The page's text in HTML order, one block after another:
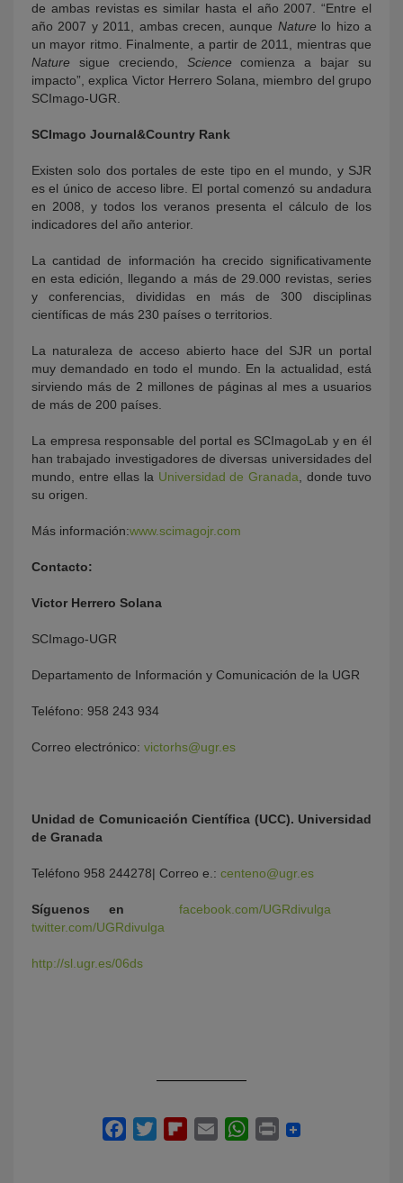
de ambas revistas es similar hasta el año 2007. “Entre el
año 2007 y 2011, ambas crecen, aunque Nature lo hizo a
un mayor ritmo. Finalmente, a partir de 2011, mientras que
Nature sigue creciendo, Science comienza a bajar su
impacto”, explica Victor Herrero Solana,
miembro del grupo
SCImago-UGR.
SCImago Journal&Country Rank
Existen solo dos portales de este tipo en el mundo, y SJR
es el único de acceso libre. El portal comenzó su andadura
en 2008, y todos los veranos presenta el cálculo de los
indicadores del año anterior.
La cantidad de información ha crecido significativamente
en esta edición, llegando a más de 29.000 revistas, series
y conferencias, divididas en más de 300 disciplinas
científicas de más 230 países o territorios.
La naturaleza de acceso abierto hace del SJR un portal
muy demandado en todo el mundo. En la actualidad, está
sirviendo más de 2 millones de páginas al mes a usuarios
de más de 200 países.
La empresa responsable del portal es SCImagoLab y en él
han trabajado investigadores de diversas universidades del
mundo, entre ellas la Universidad de Granada , donde tuvo
su origen.
Más información:www.scimagojr.com
Contacto:
Victor Herrero Solana
SCImago-UGR
Departamento de Información y Comunicación de la UGR
Teléfono: 958 243 934
Correo electrónico: victorhs@ugr.es
Unidad de Comunicación Científica (UCC). Universidad
de Granada
Teléfono 958 244278| Correo e.: centeno@ugr.es
Síguenos en
facebook.com/UGRdivulga
twitter.com/UGRdivulga
http://sl.ugr.es/06ds